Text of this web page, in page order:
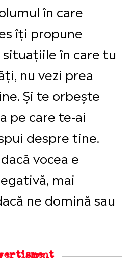
în care
îți propune
în care tu
nu vezi prea
Și te orbește
pe care te-ai
despre tine.
vocea e
mai
ne domină sau